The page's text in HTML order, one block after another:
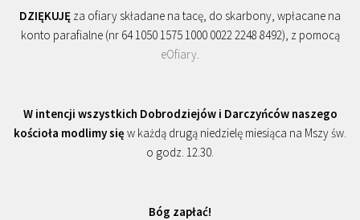
DZIĘKUJĘ za ofiary składane na tacę, do skarbony, wpłacane na
konto parafialne (nr 64 1050 1575 1000 0022 2248 8492), z pomocą
eOfiary.
W intencji wszystkich Dobrodziejów i Darczyńców naszego
kościoła modlimy się w każdą drugą niedzielę miesiąca na Mszy św.
o godz. 12.30.
Bóg zapłać!